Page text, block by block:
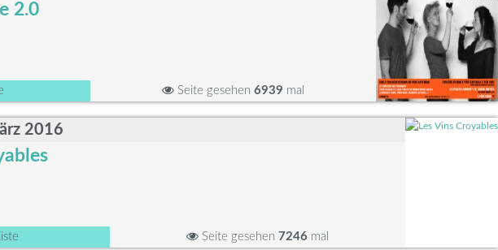
2.0
Seite gesehen 6939 mal
2016
Seite gesehen 7246 mal